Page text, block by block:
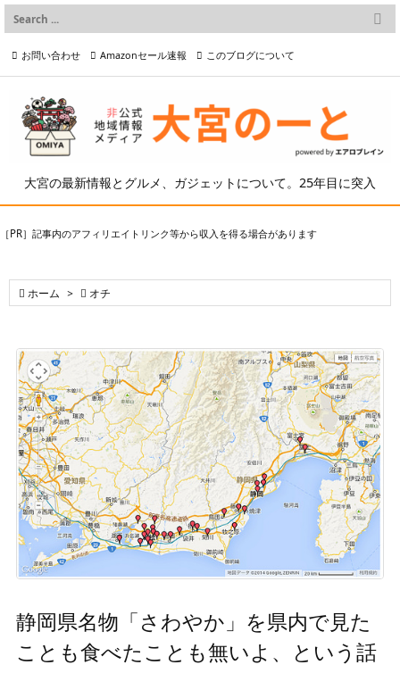
大宮の最新情報とグルメ、ガジェットについて。25年目に突入

メニュー

検索
お問い合わせ Amazonセール速報 このブログについて
プライバシーポリシー等
［PR］記事内のアフィリエイトリンク等から収入を得る場合があります
 ホーム >  オチ
静岡県名物「さわやか」を県内で見た
ことも食べたことも無いよ、という話